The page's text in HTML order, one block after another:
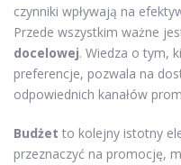
czynniki wpływają na
Przede wszystkim ważne
docelowej. Wiedza o tym,
preferencje, pozwala na
odpowiednich kanałów
Budżet to kolejny istotny
przeznaczyć na promocję,